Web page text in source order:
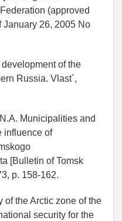
(approved
January 26, 2005 No
of the
Russia. Vlast´,
Municipalities and
influence of
[Bulletin of Tomsk
p. 158-162.
of the Arctic zone of the
security for the